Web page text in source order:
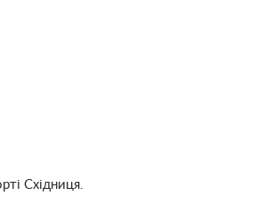
Східниця.